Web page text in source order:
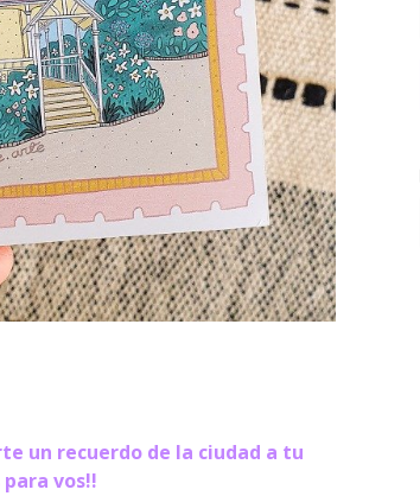
un recuerdo de la ciudad a tu
vos!!